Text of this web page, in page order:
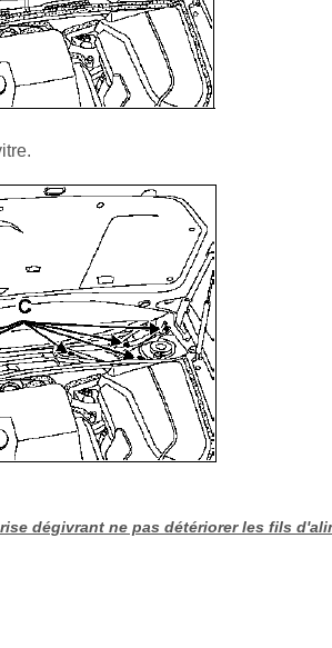
dégivrant ne pas détériorer les fils